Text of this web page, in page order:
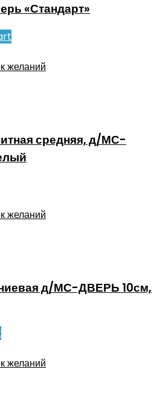
«Стандарт»
желаний
средняя, д/МС-
желаний
д/МС-ДВЕРЬ 10см,
желаний